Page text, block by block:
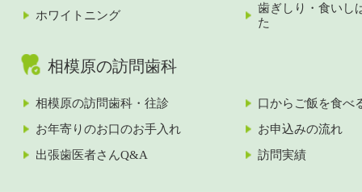
ホワイトニング
歯ぎしり・食いし
た
相模原の訪問歯科
相模原の訪問歯科・往診
口からご飯を食べ
お年寄りのお口のお手入れ
お申込みの流れ
出張歯医者さんQ&A
訪問実績